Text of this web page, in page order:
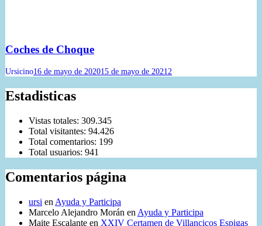
Coches de Choque
Ursicino16 de mayo de 202015 de mayo de 20212
Estadisticas
Vistas totales: 309.345
Total visitantes: 94.426
Total comentarios: 199
Total usuarios: 941
Comentarios página
ursi en Ayuda y Participa
Marcelo Alejandro Morán en Ayuda y Participa
Maite Escalante en XXIV Certamen de Villancicos Espigas